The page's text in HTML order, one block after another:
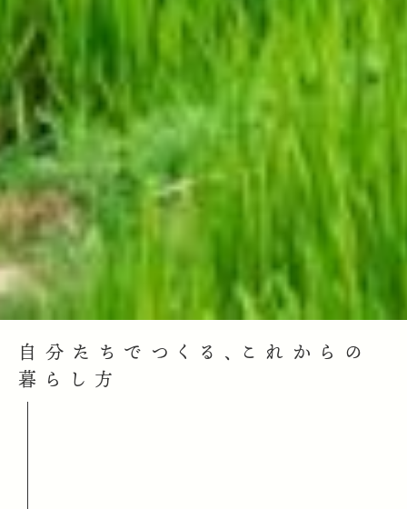
自分たちでつくる、これからの
暮らし方